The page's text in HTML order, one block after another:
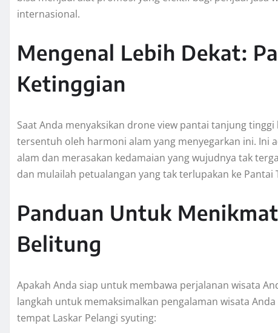
internasional.
Mengenal Lebih Dekat:
Ketinggian
Saat Anda menyaksikan drone view pantai tanjung
tersentuh oleh harmoni alam yang menyegarkan ini. Ini
alam dan merasakan kedamaian yang wujudnya tak
dan mulailah petualangan yang tak terlupakan ke Pantai
Panduan Untuk
Belitung
Apakah Anda siap untuk membawa perjalanan wisata
langkah untuk memaksimalkan pengalaman wisata
tempat Laskar Pelangi syuting: